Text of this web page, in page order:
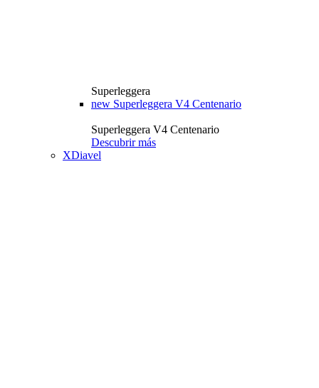
Superleggera
new Superleggera V4 Centenario
Superleggera V4 Centenario
Descubrir más
XDiavel